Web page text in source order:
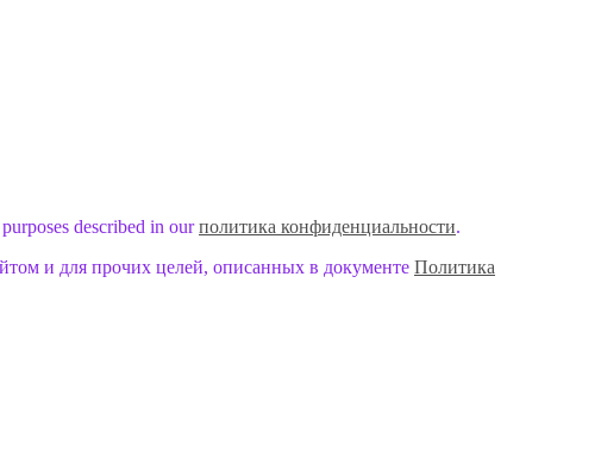
described in ourполитика конфиденциальности.
и для прочих целей, описанных в документе Политика